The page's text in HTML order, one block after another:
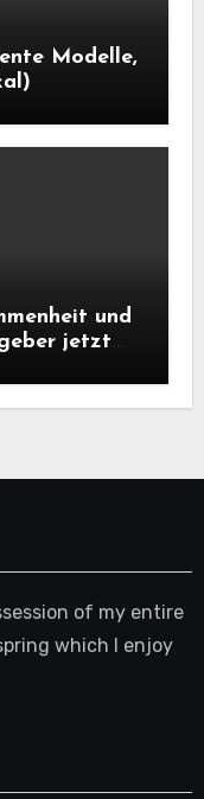
Modelle,
und
jetzt
of my entire
which I enjoy